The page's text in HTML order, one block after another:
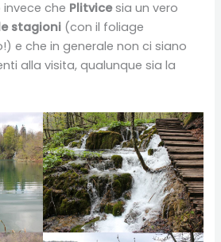
invece che Plitvicesia un vero
stagioni (con il foliage
e che in generale non ci siano
alla visita, qualunque sia la